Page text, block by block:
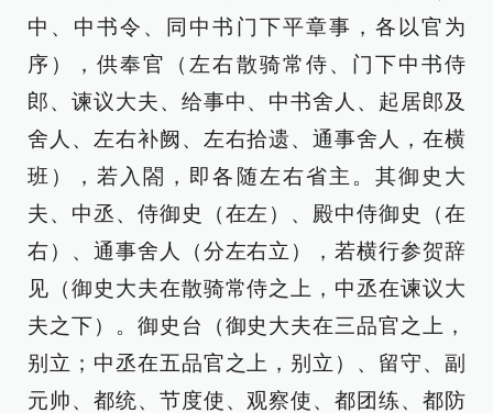
中、中书令、同中书门下平章事，各以官为
序），供奉官（左右散骑常侍、门下中书侍
郎、谏议大夫、给事中、中书舍人、起居郎及
舍人、左右补阙、左右拾遗、通事舍人，在横
班），若入閤，即各随左右省主。其御史大
夫、中丞、侍御史（在左）、殿中侍御史（在
右）、通事舍人（分左右立），若横行参贺辞
见（御史大夫在散骑常侍之上，中丞在谏议大
夫之下）。御史台（御史大夫在三品官之上，
别立；中丞在五品官之上，别立）、留守、副
元帅、都统、节度使、观察使、都团练、都防